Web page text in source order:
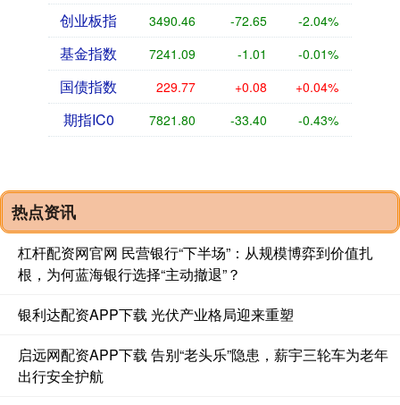
创业板指 3490.46 -72.65 -2.04%
基金指数 7241.09 -1.01 -0.01%
国债指数 229.77 +0.08 +0.04%
期指IC0 7821.80 -33.40 -0.43%
热点资讯
杠杆配资网官网 民营银行“下半场”：从规模博弈到价值扎
根，为何蓝海银行选择“主动撤退”？
银利达配资APP下载 光伏产业格局迎来重塑
启远网配资APP下载 告别“老头乐”隐患，薪宇三轮车为老年
出行安全护航